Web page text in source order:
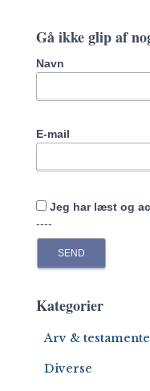
h
f
o
Gå ikke glip af
Navn
E-mail
Jeg har læst og
----
Kategorier
Arv &
Diverse